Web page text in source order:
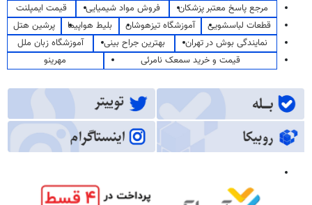
مرجع پاسخ معتبر پزشکان
فروش مواد شیمیایی
قیمت ایمپلنت
قطعات لباسشویی
آموزشگاه تیزهوشان بلیط هواپیما
پرشین هتل
نمایندگی بوش در تهران
بهترین جراح بینی
آموزشگاه زبان ملل
قیمت و خرید سمعک نامرئی
مهرینو